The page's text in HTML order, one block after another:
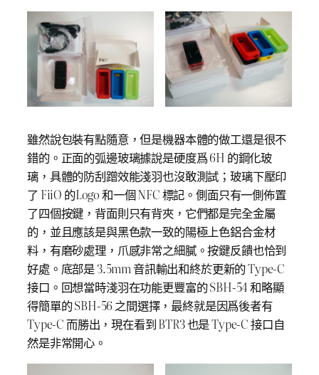
雖然說包裝有點隨意，但是機器本體的做工還是很不
錯的。正面的弧邊玻璃據說是硬度爲 6H 的鋼化玻
璃，具體的防刮蹭效能淺羽也沒敢測試；玻璃下壓印
了 FiiO 的Logo 和一個 NFC 標記。側面只有一側佈置
了四個按鍵，背面則只有背夾，它們都是完全金屬
的，並且應該是與黑色款一致的陽極上色鋁合金材
料，有磨砂處理，爪感非常之細膩。按鍵反饋也恰到
好處。底部是 3.5mm 音訊輸出和終於更新的 Type-C
接口。回想當時淺羽在功能更豐富的 SBH-54 和略顯
得簡單的 SBH-56 之間選擇，最終就是因爲後者有
Type-C 而勝出，現在看到 BTR3 也是 Type-C 接口自
然是非常開心。